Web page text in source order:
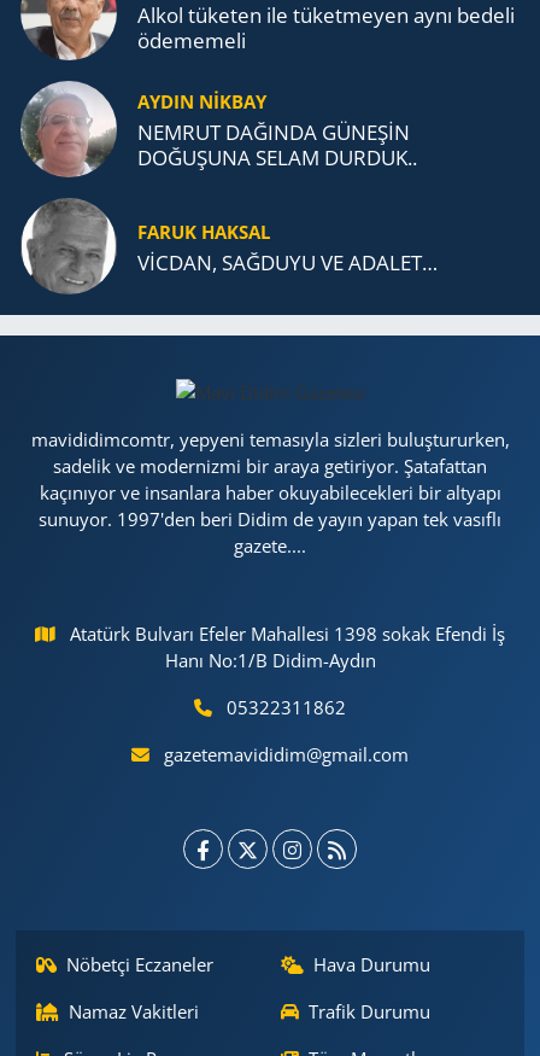
Alkol tü­ke­ten ile tü­ket­me­yen aynı be­de­li
öde­me­me­li
AYDIN NİKBAY
NEMRUT DAĞINDA GÜNEŞİN
DOĞUŞUNA SELAM DURDUK..
FARUK HAKSAL
VİCDAN, SAĞ­DU­YU VE ADA­LET…
mavididimcomtr, yepyeni temasıyla sizleri buluştururken,
sadelik ve modernizmi bir araya getiriyor. Şatafattan
kaçınıyor ve insanlara haber okuyabilecekleri bir altyapı
sunuyor. 1997'den beri Didim de yayın yapan tek vasıflı
gazete....
Atatürk Bulvarı Efeler Mahallesi 1398 sokak Efendi İş
Hanı No:1/B Didim-Aydın
05322311862
gazetemavididim@gmail.com
Nöbetçi Eczaneler
Hava Durumu
Namaz Vakitleri
Trafik Durumu